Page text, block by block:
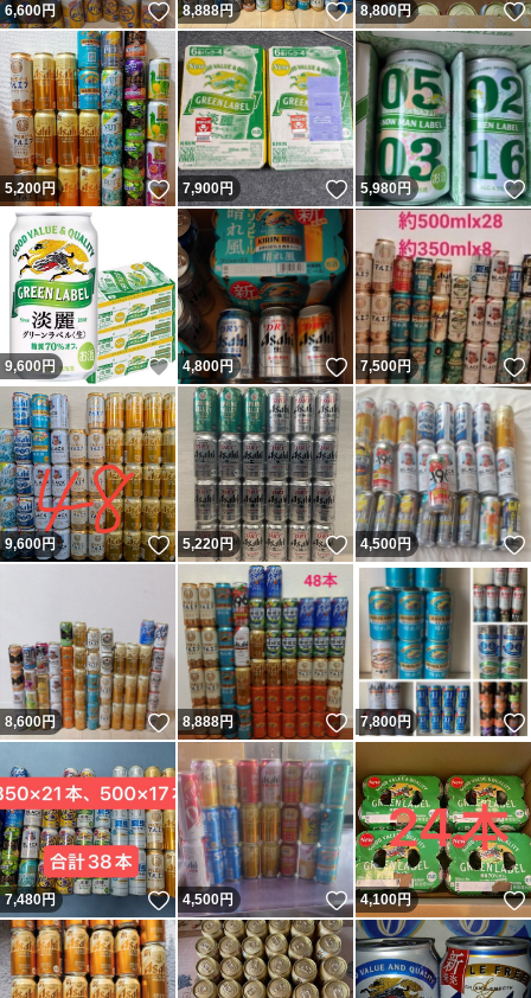
6,600円 いいね！
8,888円 いいね！
8,800円
5,200円 いいね！
7,900円 いいね！
5,980円
9,600円 いいね！
4,800円 いいね！
7,500円
9,600円 いいね！
5,220円 いいね！
4,500円
8,600円 いいね！
8,888円 いいね！
7,800円
7,480円 いいね！
4,500円 いいね！
4,100円